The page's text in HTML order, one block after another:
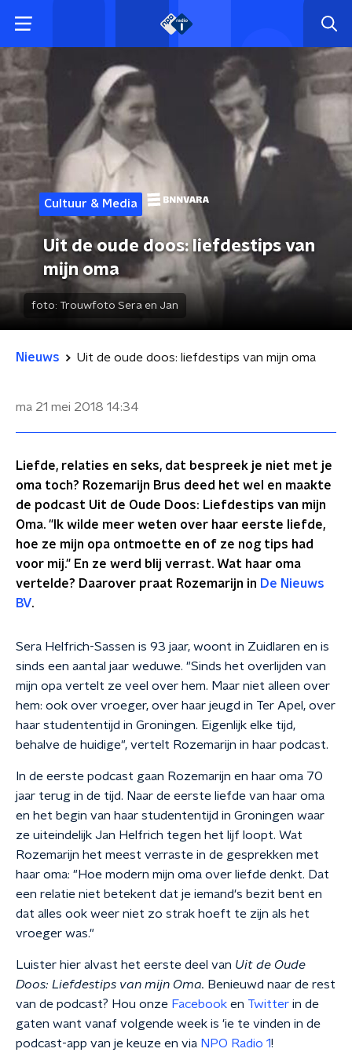
Cultuur & Media
Uit de oude doos: liefdestips van
mijn oma
foto: Trouwfoto Sera en Jan
Nieuws Uit de oude doos: liefdestips van mijn oma
ma 21 mei 2018 14:34
Liefde, relaties en seks, dat bespreek je niet met je
oma toch? Rozemarijn Brus deed het wel en maakte
de podcast Uit de Oude Doos: Liefdestips van mijn
Oma. "Ik wilde meer weten over haar eerste liefde,
hoe ze mijn opa ontmoette en of ze nog tips had
voor mij." En ze werd blij verrast. Wat haar oma
vertelde? Daarover praat Rozemarijn in De Nieuws
BV.
Sera Helfrich-Sassen is 93 jaar, woont in Zuidlaren en is
sinds een aantal jaar weduwe. "Sinds het overlijden van
mijn opa vertelt ze veel over hem. Maar niet alleen over
hem: ook over vroeger, over haar jeugd in Ter Apel, over
haar studententijd in Groningen. Eigenlijk elke tijd,
behalve de huidige", vertelt Rozemarijn in haar podcast.
In de eerste podcast gaan Rozemarijn en haar oma 70
jaar terug in de tijd. Naar de eerste liefde van haar oma
en het begin van haar studententijd in Groningen waar
ze uiteindelijk Jan Helfrich tegen het lijf loopt. Wat
Rozemarijn het meest verraste in de gesprekken met
haar oma: "Hoe modern mijn oma over liefde denkt. Dat
een relatie niet betekent dat je iemand's bezit bent en
dat alles ook weer niet zo strak hoeft te zijn als het
vroeger was."
Luister hier alvast het eerste deel van Uit de Oude
Doos: Liefdestips van mijn Oma. Benieuwd naar de rest
van de podcast? Hou onze Facebook en Twitter in de
gaten want vanaf volgende week is 'ie te vinden in de
podcast-app van je keuze en via NPO Radio 1!